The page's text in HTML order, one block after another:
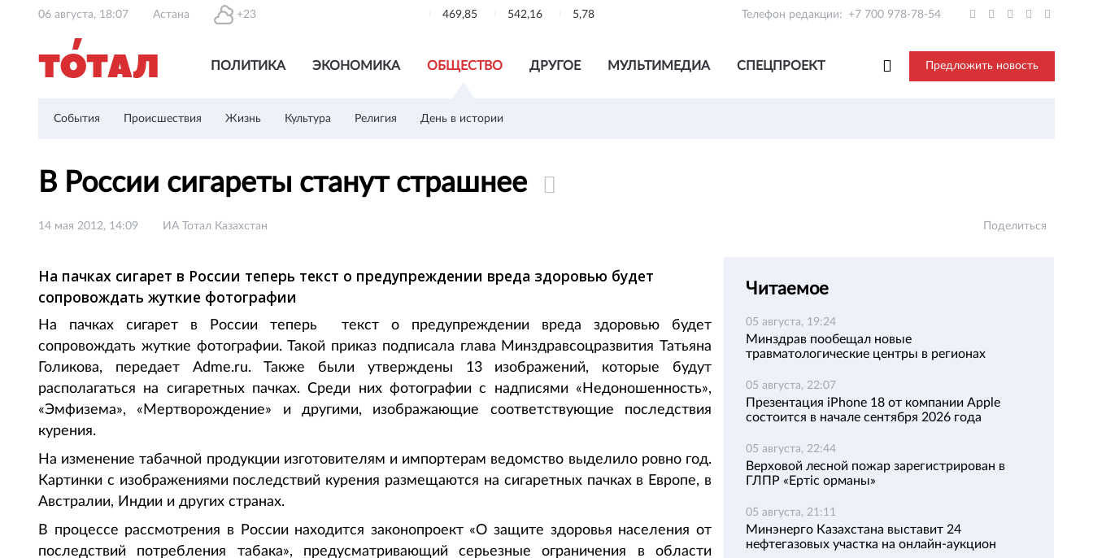
06 августа, 18:07 Астана +23 469,85 542,16 5,78 Телефон редакции: +7 700 978-78-54
ПОЛИТИКА ЭКОНОМИКА ОБЩЕСТВО ДРУГОЕ МУЛЬТИМЕДИА СПЕЦПРОЕКТ Предложить новость
События Происшествия Жизнь Культура Религия День в истории
В России сигареты станут страшнее
14 мая 2012, 14:09 ИА Тотал Казахстан Поделиться
На пачках сигарет в России теперь текст о предупреждении вреда здоровью будет
сопровождать жуткие фотографии
На пачках сигарет в России теперь текст о предупреждении вреда здоровью будет
сопровождать жуткие фотографии. Такой приказ подписала глава Минздравсоцразвития Татьяна
Голикова, передает Аdme.ru. Также были утверждены 13 изображений, которые будут
располагаться на сигаретных пачках. Среди них фотографии с надписями «Недоношенность»,
«Эмфизема», «Мертворождение» и другими, изображающие соответствующие последствия
курения.
На изменение табачной продукции изготовителям и импортерам ведомство выделило ровно год.
Картинки с изображениями последствий курения размещаются на сигаретных пачках в Европе, в
Австралии, Индии и других странах.
В процессе рассмотрения в России находится законопроект «О защите здоровья населения от
последствий потребления табака», предусматривающий серьезные ограничения в области
Читаемое
05 августа, 19:24
Минздрав пообещал новые
травматологические центры в регионах
05 августа, 22:07
Презентация iPhone 18 от компании Apple
состоится в начале сентября 2026 года
05 августа, 22:44
Верховой лесной пожар зарегистрирован в
ГЛПР «Ертіс орманы»
05 августа, 21:11
Минэнерго Казахстана выставит 24
нефтегазовых участка на онлайн-аукцион